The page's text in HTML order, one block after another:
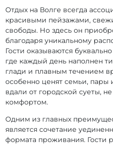
Отдых на Волге всегда
красивыми пейзажами,
свободы. Но здесь он
благодаря уникальному
Гости оказываются
где каждый день наполнен
глади и плавным течением
особенно ценят семьи, пары
вдали от городской суеты,
комфортом.
Одним из главных
является сочетание
формата проживания. Гости